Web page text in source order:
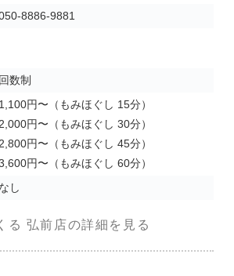
8886-9881
回数制
1,100円〜（もみほぐし 15分）
2,000円〜（もみほぐし 30分）
2,800円〜（もみほぐし 45分）
円〜（もみほぐし 60分）
なし
る 弘前店の詳細を見る